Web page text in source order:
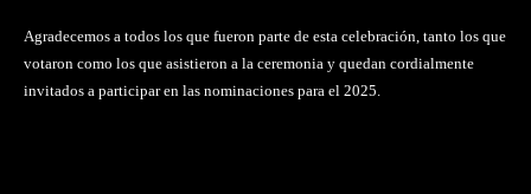
Agradecemos a todos los que fueron parte de esta celebración, tanto los que
votaron como los que asistieron a la ceremonia y quedan cordialmente
invitados a participar en las nominaciones para el 2025.